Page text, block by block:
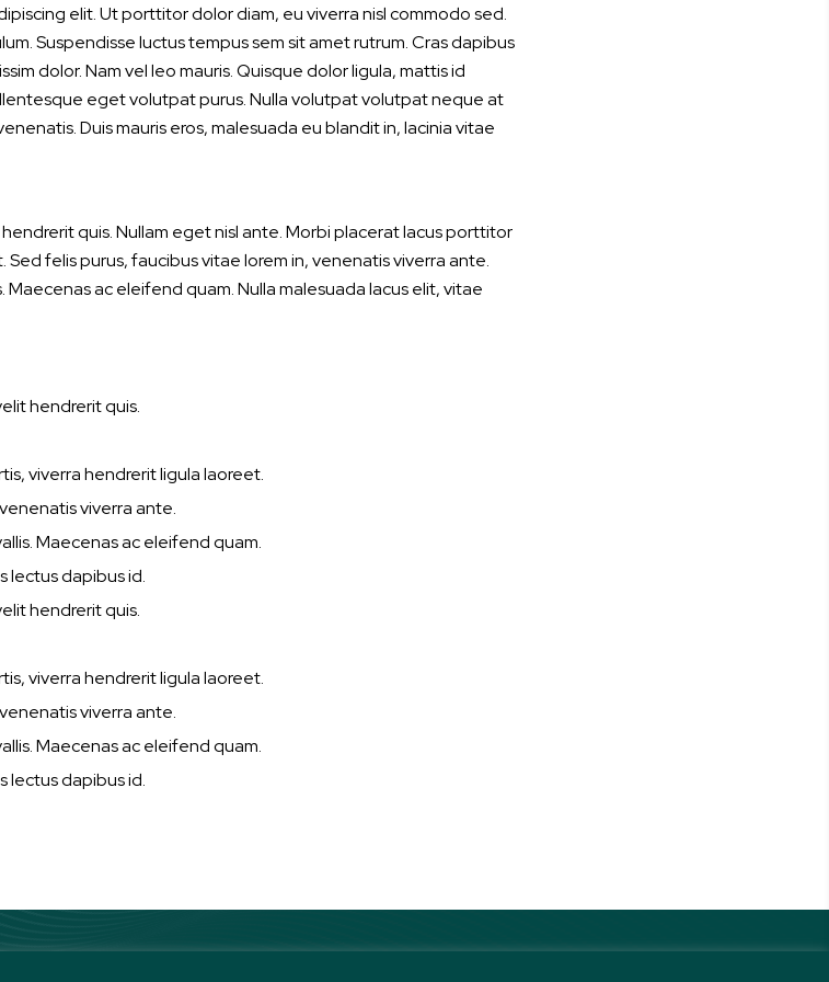
elit. Ut porttitor dolor diam, eu viverra nisl commodo sed.
Suspendisse luctus tempus sem sit amet rutrum. Cras dapibus
dolor. Nam vel leo mauris. Quisque dolor ligula, mattis id
eget volutpat purus. Nulla volutpat volutpat neque at
Duis mauris eros, malesuada eu blandit in, lacinia vitae
quis. Nullam eget nisl ante. Morbi placerat lacus porttitor
felis purus, faucibus vitae lorem in, venenatis viverra ante.
ac eleifend quam. Nulla malesuada lacus elit, vitae
hendrerit quis.
viverra hendrerit ligula laoreet.
viverra ante.
Maecenas ac eleifend quam.
lectus dapibus id.
hendrerit quis.
viverra hendrerit ligula laoreet.
viverra ante.
Maecenas ac eleifend quam.
lectus dapibus id.